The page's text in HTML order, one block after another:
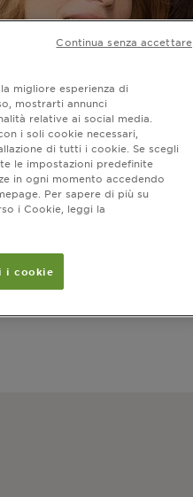
migliore esperienza di
mostrarti annunci
relative ai social media.
i soli cookie necessari,
di tutti i cookie. Se scegli
le impostazioni predefinite
in ogni momento accedendo
Per sapere di più su
i Cookie, leggi la
i cookie
Continua senza accettare